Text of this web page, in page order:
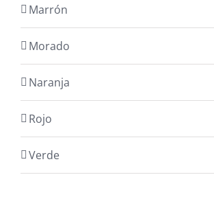
Marrón
Morado
Naranja
Rojo
Verde